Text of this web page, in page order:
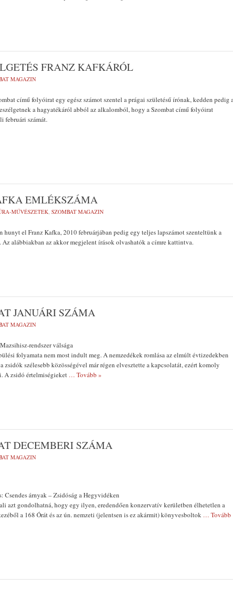
FRANZ KAFKÁRÓL
MAGAZIN
című folyóirat egy egész számot szentel a prágai születésű írónak, kedden pedig
a hagyatékáról abból az alkalomból, hogy a Szombat című folyóirat
februári számát.
EMLÉKSZÁMA
MŰVÉSZETEK, SZOMBAT MAGAZIN
hunyt el Franz Kafka, 2010 februárjában pedig egy teljes lapszámot szenteltünk a
alábbiakban az akkor megjelent írások olvashatók a címre kattintva.
JANUÁRI SZÁMA
MAGAZIN
rendszer válsága
folyamata nem most indult meg. A nemzedékek romlása az elmúlt évtizedekben
zsidók szélesebb közösségével már régen elvesztette a kapcsolatát, ezért komoly
A zsidó értelmiségieket … Tovább »
DECEMBERI SZÁMA
MAGAZIN
Csendes árnyak – Zsidóság a Hegyvidéken
azt gondolhatná, hogy egy ilyen, eredendően konzervatív kerületben élhetetlen a
a 168 Órát és az ún. nemzeti (jelentsen is ez akármit) könyvesboltok … Tovább